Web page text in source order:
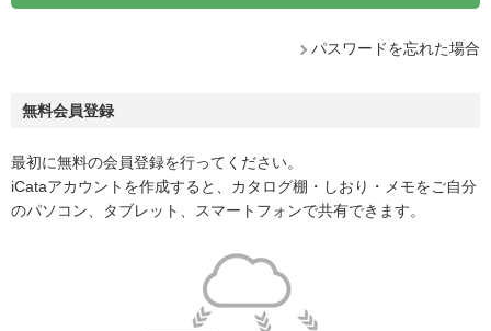
パスワードを忘れた場合
無料会員登録
最初に無料の会員登録を行ってください。
iCataアカウントを作成すると、カタログ棚・しおり・メモをご自分
のパソコン、タブレット、スマートフォンで共有できます。